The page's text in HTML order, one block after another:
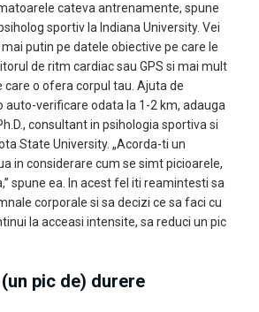
cateva antrenamente, spune
sportiv la Indiana University. Vei
putin pe datele obiective pe care le
de ritm cardiac sau GPS si mai mult
care o ofera corpul tau. Ajuta de
auto-verificare odata la 1-2 km, adauga
consultant in psihologia sportiva si
State University. „Acorda-ti un
in considerare cum se simt picioarele,
spune ea. In acest fel iti reamintesti sa
corporale si sa decizi ce sa faci cu
la acceasi intensite, sa reduci un pic
pic de) durere